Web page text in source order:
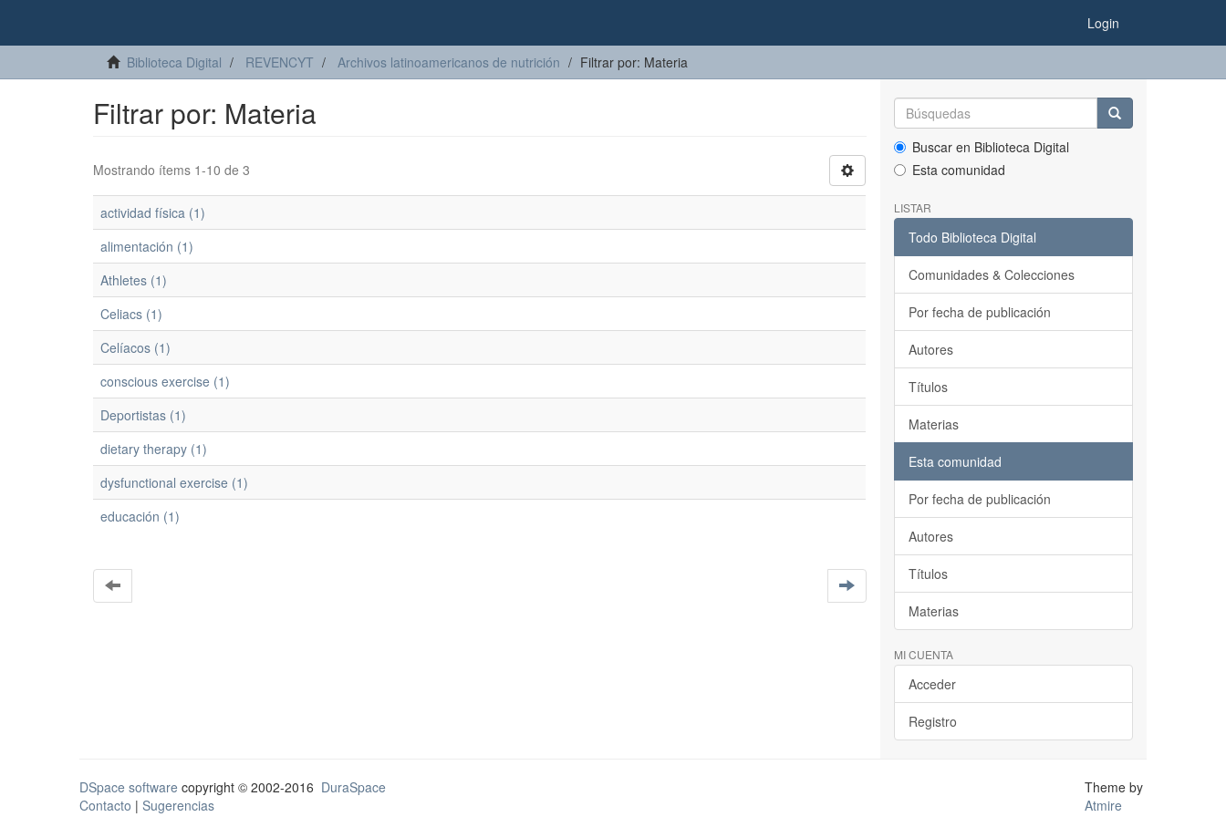
Login
Biblioteca Digital REVENCYT Archivos latinoamericanos de nutrición Filtrar por: Materia
Filtrar por: Materia
Mostrando ítems 1-10 de 3
actividad física (1)
alimentación (1)
Athletes (1)
Celiacs (1)
Celíacos (1)
conscious exercise (1)
Deportistas (1)
dietary therapy (1)
dysfunctional exercise (1)
educación (1)
Buscar en Biblioteca Digital
Esta comunidad
LISTAR
Todo Biblioteca Digital
Comunidades & Colecciones
Por fecha de publicación
Autores
Títulos
Materias
Esta comunidad
Por fecha de publicación
Autores
Títulos
Materias
MI CUENTA
Acceder
Registro
DSpace software copyright © 2002-2016 DuraSpace
Contacto | Sugerencias
Theme by
Atmire